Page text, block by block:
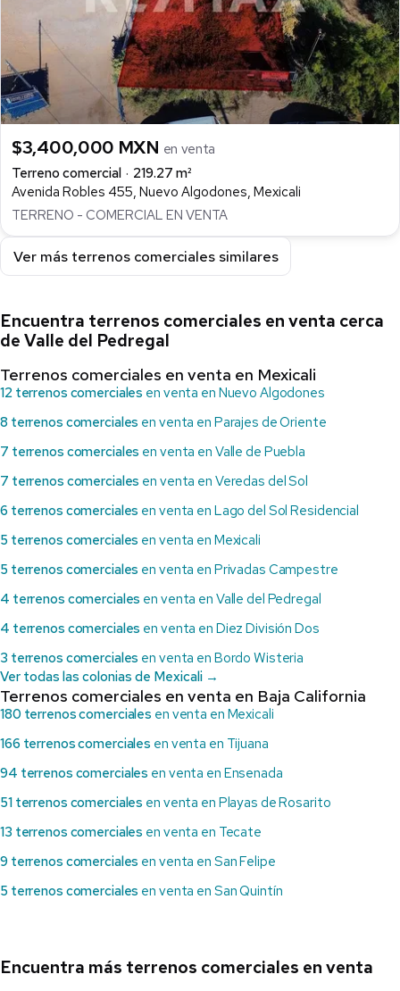
$3,400,000 MXN en venta
Terreno comercial
219.27 m²
Avenida Robles 455, Nuevo Algodones, Mexicali
TERRENO - COMERCIAL EN VENTA
Ver más terrenos comerciales similares
Encuentra terrenos comerciales en venta cerca
de Valle del Pedregal
Terrenos comerciales en venta en Mexicali
12 terrenos comerciales en venta en Nuevo Algodones
8 terrenos comerciales en venta en Parajes de Oriente
7 terrenos comerciales en venta en Valle de Puebla
7 terrenos comerciales en venta en Veredas del Sol
6 terrenos comerciales en venta en Lago del Sol Residencial
5 terrenos comerciales en venta en Mexicali
5 terrenos comerciales en venta en Privadas Campestre
4 terrenos comerciales en venta en Valle del Pedregal
4 terrenos comerciales en venta en Diez División Dos
3 terrenos comerciales en venta en Bordo Wisteria
Ver todas las colonias de Mexicali →
Terrenos comerciales en venta en Baja California
180 terrenos comerciales en venta en Mexicali
166 terrenos comerciales en venta en Tijuana
94 terrenos comerciales en venta en Ensenada
51 terrenos comerciales en venta en Playas de Rosarito
13 terrenos comerciales en venta en Tecate
9 terrenos comerciales en venta en San Felipe
5 terrenos comerciales en venta en San Quintín
Encuentra más terrenos comerciales en venta